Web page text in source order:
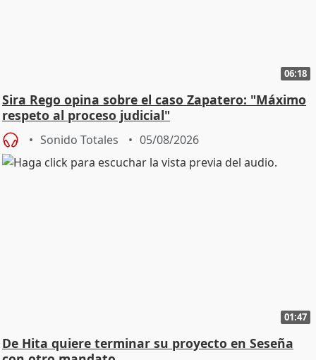
06:18
Sira Rego opina sobre el caso Zapatero: "Máximo
respeto al proceso judicial"
Sonido Totales 05/08/2026
01:47
De Hita quiere terminar su proyecto en Seseña